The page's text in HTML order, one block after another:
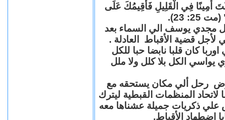
أَمِينًا فِي الْقَلِيلِ فَأُقِيمُكَ عَلَى
23).
مجدي يوسف الي السماء بعد
قضية الأقباط العادلة .
كان قلبا نابضا حبا للكل
يواسي الكل بلا كلل ولا ملل
رحل ألي مكان يستحقه مع
المنظمات القبطية ليترك
علي ذكريات جميلة عشناها معه
اضطهاد الأقباط.